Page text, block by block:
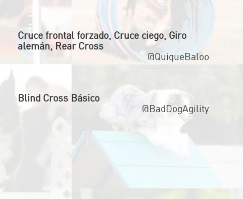
Cruce frontal forzado, Cruce ciego, Giro
alemán, Rear Cross
@QuiqueBaloo
Blind Cross Básico
@BadDogAgility